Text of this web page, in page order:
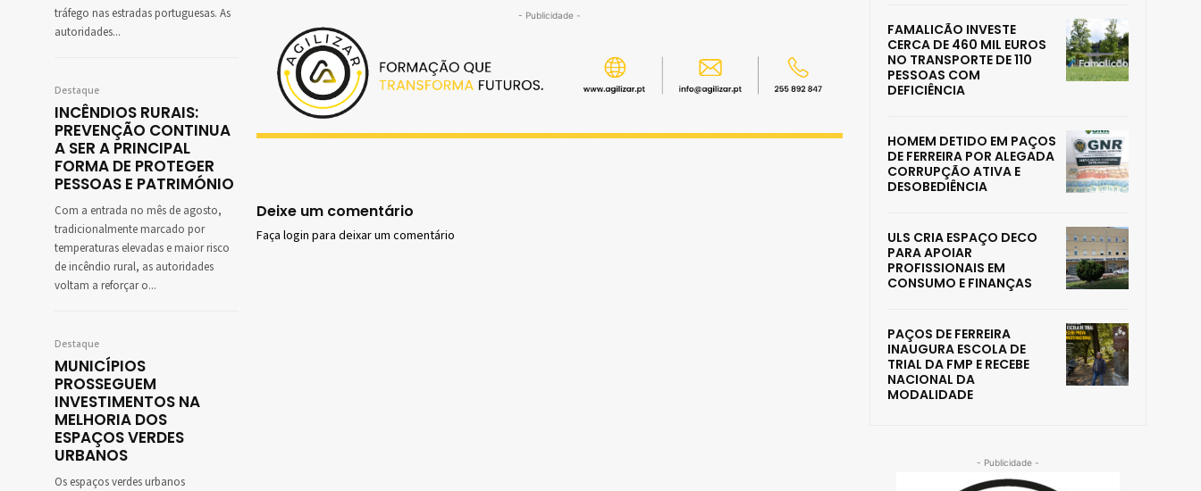
tráfego nas estradas portuguesas. As
autoridades...
Destaque
INCÊNDIOS RURAIS:
PREVENÇÃO CONTINUA
A SER A PRINCIPAL
FORMA DE PROTEGER
PESSOAS E PATRIMÓNIO
Com a entrada no mês de agosto,
tradicionalmente marcado por
temperaturas elevadas e maior risco
de incêndio rural, as autoridades
voltam a reforçar o...
Destaque
MUNICÍPIOS
PROSSEGUEM
INVESTIMENTOS NA
MELHORIA DOS
ESPAÇOS VERDES
URBANOS
Os espaços verdes urbanos
- Publicidade -
Deixe um comentário
Faça login para deixar um comentário
FAMALICÃO INVESTE
CERCA DE 460 MIL EUROS
NO TRANSPORTE DE 110
PESSOAS COM
DEFICIÊNCIA
HOMEM DETIDO EM PAÇOS
DE FERREIRA POR ALEGADA
CORRUPÇÃO ATIVA E
DESOBEDIÊNCIA
ULS CRIA ESPAÇO DECO
PARA APOIAR
PROFISSIONAIS EM
CONSUMO E FINANÇAS
PAÇOS DE FERREIRA
INAUGURA ESCOLA DE
TRIAL DA FMP E RECEBE
NACIONAL DA
MODALIDADE
- Publicidade -